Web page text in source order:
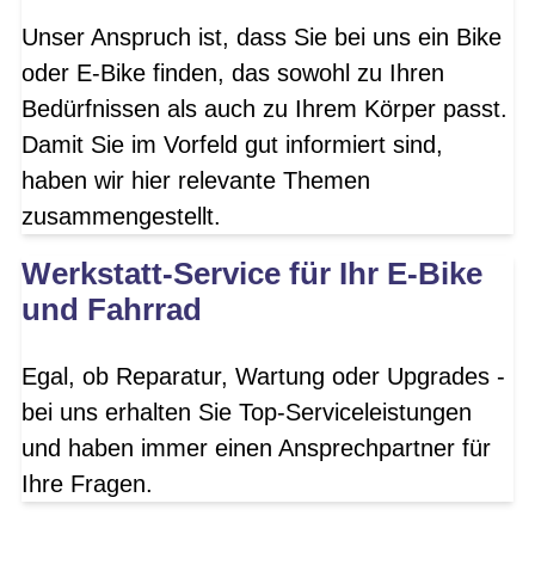
Unser Anspruch ist, dass Sie bei uns ein Bike
oder E-Bike finden, das sowohl zu Ihren
Bedürfnissen als auch zu Ihrem Körper passt.
Damit Sie im Vorfeld gut informiert sind,
haben wir hier relevante Themen
zusammengestellt.
Werkstatt-Service für Ihr E-Bike
und Fahrrad
Egal, ob Reparatur, Wartung oder Upgrades -
bei uns erhalten Sie Top-Serviceleistungen
und haben immer einen Ansprechpartner für
Ihre Fragen.